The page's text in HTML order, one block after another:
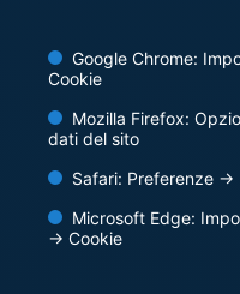
Google Chrome:
Cookie
Mozilla Firefox:
dati del sito
Safari: Preferenze
Microsoft Edge:
→ Cookie